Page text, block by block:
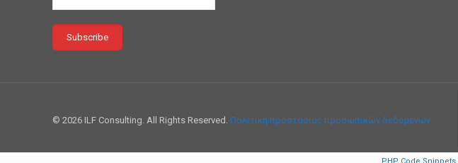
© 2026 ILF Consulting. All Rights Reserved. Πολιτική προστασίας προσωπικών δεδομένων
PHP Code Snippets